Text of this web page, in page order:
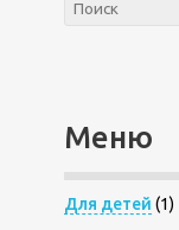
Меню
Для детей (1)